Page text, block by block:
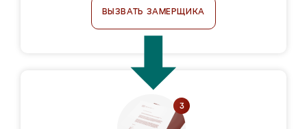
ВЫЗВАТЬ ЗАМЕРЩИКА